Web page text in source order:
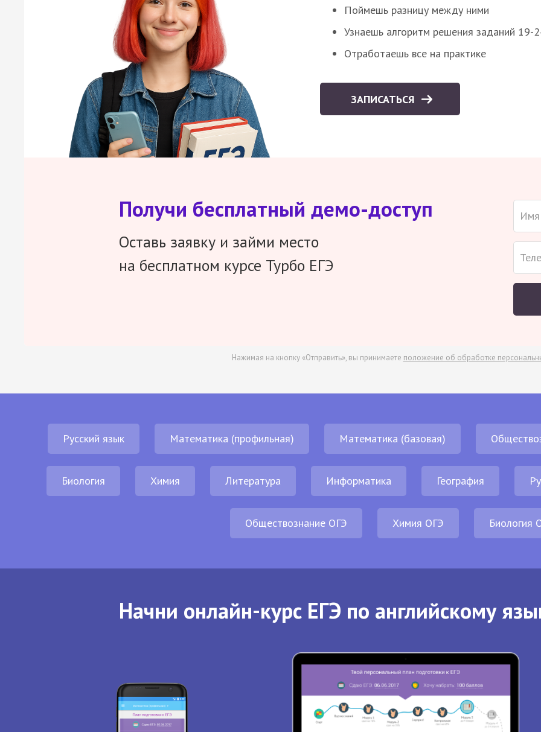
Поймешь разницу между ними
Узнаешь алгоритм решения заданий 19-
Отработаешь все на практике
ЗАПИСАТЬСЯ
Получи бесплатный демо-доступ
Оставь заявку и займи место
на бесплатном курсе Турбо ЕГЭ
Нажимая на кнопку «Отправить», вы принимаете положение об обработке
Русский язык Математика (профильная) Математика (базовая)
Биология Химия Литература Информатика География
Обществознание ОГЭ Химия ОГЭ Биология
Начни онлайн-курс ЕГЭ по английскому